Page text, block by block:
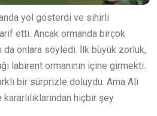
yol gösterdi ve sihirli
etti. Ancak ormanda birçok
da onlara söyledi. İlk büyük zorluk,
labirent ormanının içine girmekti.
bir sürprizle doluydu. Ama Ali
hiçbir şey